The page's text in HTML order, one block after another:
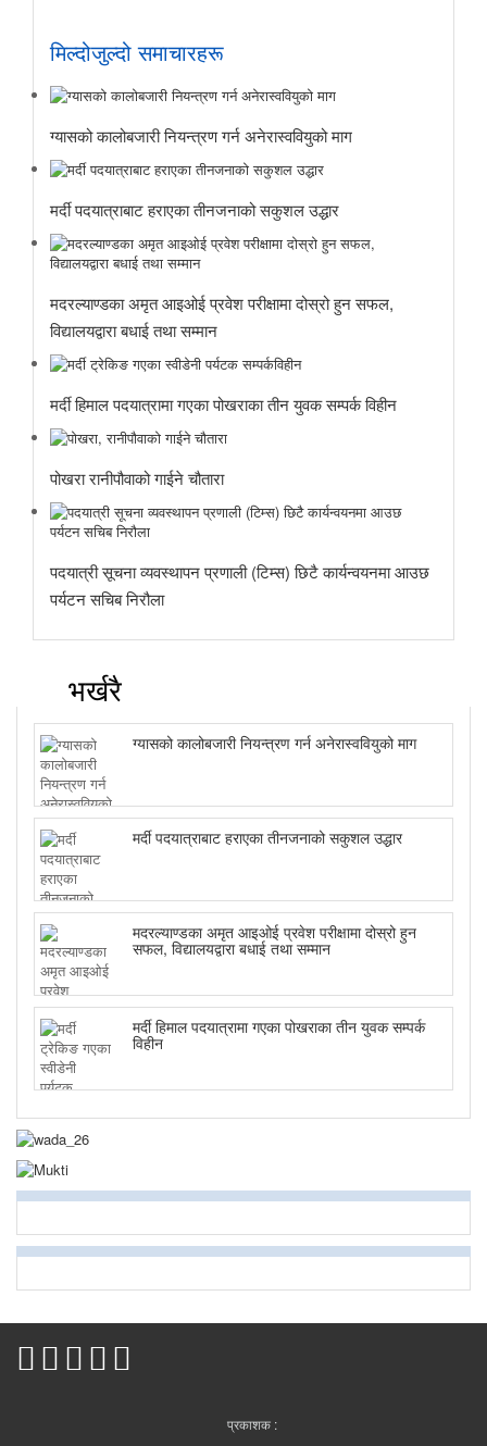
मिल्दोजुल्दो समाचारहरू
ग्यासको कालोबजारी नियन्त्रण गर्न अनेरास्ववियुको माग
मर्दी पदयात्राबाट हराएका तीनजनाको सकुशल उद्धार
मदरल्याण्डका अमृत आइओई प्रवेश परीक्षामा दोस्रो हुन सफल,
विद्यालयद्वारा बधाई तथा सम्मान
मर्दी हिमाल पदयात्रामा गएका पोखराका तीन युवक सम्पर्क विहीन
पोखरा रानीपौवाको गाईने चौतारा
पदयात्री सूचना व्यवस्थापन प्रणाली (टिम्स) छिटै कार्यन्वयनमा आउछ
पर्यटन सचिब निरौला
भर्खरै
ग्यासको कालोबजारी नियन्त्रण गर्न अनेरास्ववियुको माग
मर्दी पदयात्राबाट हराएका तीनजनाको सकुशल उद्धार
मदरल्याण्डका अमृत आइओई प्रवेश परीक्षामा दोस्रो हुन
सफल, विद्यालयद्वारा बधाई तथा सम्मान
मर्दी हिमाल पदयात्रामा गएका पोखराका तीन युवक सम्पर्क
विहीन
प्रकाशक :